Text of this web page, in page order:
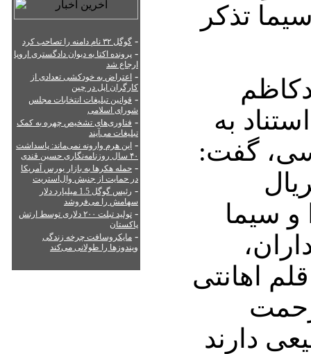
- گوگل ۳۲ نام دامنه را تصاحب کرد
- پرونده اکتا به دیوان دادگستری اروپا
ارجاع شد
- اعتراض به خودکشی تعدادی از
کارگران اپل در چین
- قوانین تبلیغات انتخابات مجلس
شورای اسلامی
- فناوری‌های تشخیص چهره به کمک
تبلیغات می‌آیند
- این هرم وارونه نمی‌ماند: پاسداشت
۴۰ سال روزنامه‌نگاری حسین قندی
- حمله هکرها به بازار بورس آمریکا
در حمایت از جنبش وال‌استریت
-
رئیس گوگل 1.5 میلیارد دلار
سهامش را می‌فروشد
-
تولید تبلت ۲۰۰ دلاری توسط ارتش
پاکستان
- مایکروسافت چرخه زندگی
ویندوزها را طولانی می‌کند
تذکر
به
گفت:
و سیما
اهانتی
دارند